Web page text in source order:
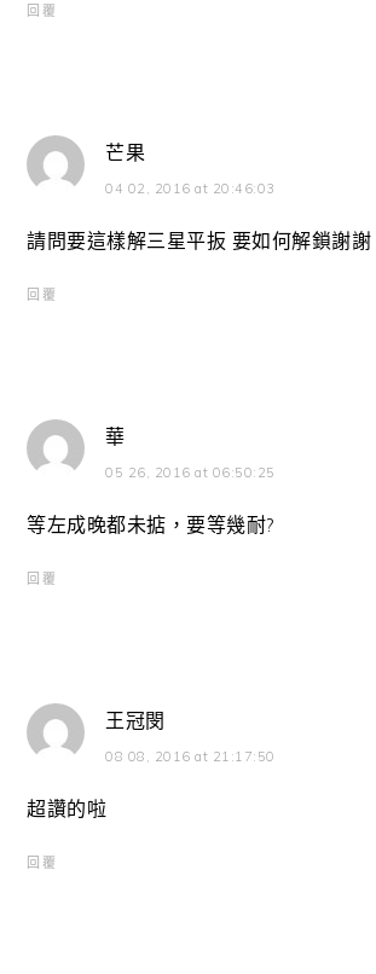
回覆
芒果
04 02, 2016 at 20:46:03
請問要這樣解三星平扳 要如何解鎖謝謝
回覆
華
05 26, 2016 at 06:50:25
等左成晚都未掂，要等幾耐?
回覆
王冠閔
08 08, 2016 at 21:17:50
超讚的啦
回覆